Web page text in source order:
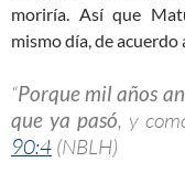
moriría. Así que
mismo día, de acuerdo
“Porque mil años
que ya pasó, y
90:4 (NBLH)